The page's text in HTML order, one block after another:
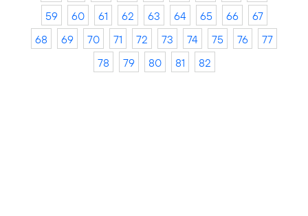
59
60 61 62 63 64 65 66
67
68
69 70 71 72 73 74 75 76
77
78
79 80 81 82